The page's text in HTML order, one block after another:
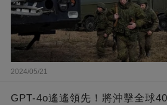
2024/05/21
GPT-4o遙遙領先！將沖擊全球